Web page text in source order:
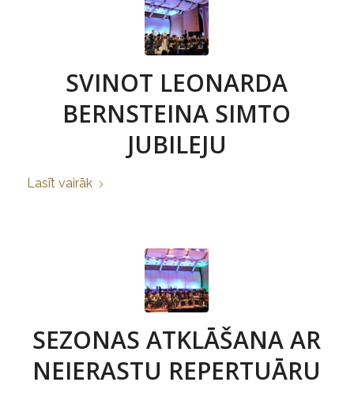
SVINOT LEONARDA
BERNSTEINA SIMTO
JUBILEJU
Lasīt vairāk
SEZONAS ATKLĀŠANA AR
NEIERASTU REPERTUĀRU